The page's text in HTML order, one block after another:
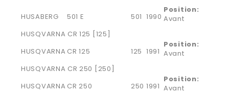
HUSABERG 501 E 501 1990
Position:
Avant
HUSQVARNA CR 125 [125]
HUSQVARNA CR 125 125 1991
Position:
Avant
HUSQVARNA CR 250 [250]
HUSQVARNA CR 250 250 1991
Position:
Avant